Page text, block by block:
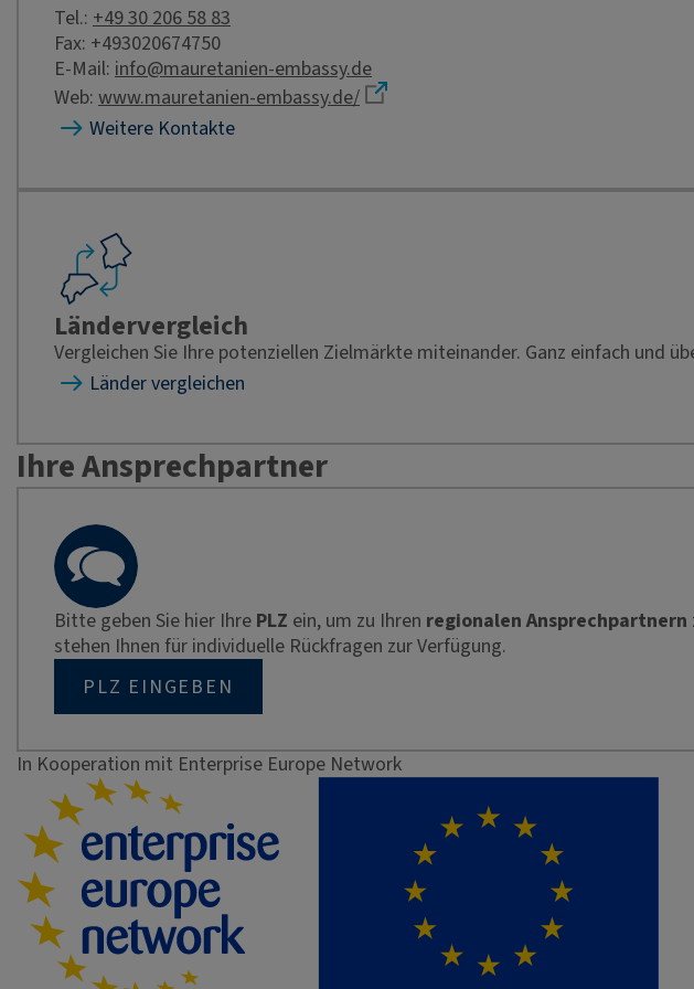
Tel.: +49 30 206 58 83
Fax: +493020674750
E-Mail: info@mauretanien-embassy.de
Web: www.mauretanien-embassy.de/
Weitere Kontakte
Ländervergleich
Vergleichen Sie Ihre potenziellen Zielmärkte miteinander. Ganz einfach und
Länder vergleichen
Ihre Ansprechpartner
Bitte geben Sie hier Ihre PLZ ein, um zu Ihren regionalen Ansprechpartnern
stehen Ihnen für individuelle Rückfragen zur Verfügung.
PLZ EINGEBEN
In Kooperation mit Enterprise Europe Network